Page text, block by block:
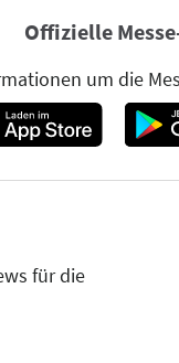
Offizielle
um die
für die